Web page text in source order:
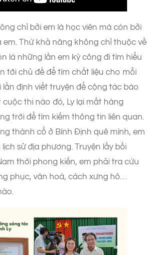
chỉ bởi em là học viên mà còn bởi
em. Thứ khả năng không chỉ thuộc về
là những lần em kỳ công đi tìm hiểu
tới chủ đề để tìm chất liệu cho mỗi
lần định viết truyện để cộng tác báo
thi nào đó, Ly lại mất hàng
trời để tìm kiếm thông tin liên quan.
thành cổ ở Bình Định quê mình, em
lịch sử địa phương. Truyện lấy bối
thời phong kiến, em phải tra cứu
phục, văn hoá, cách xưng hô…